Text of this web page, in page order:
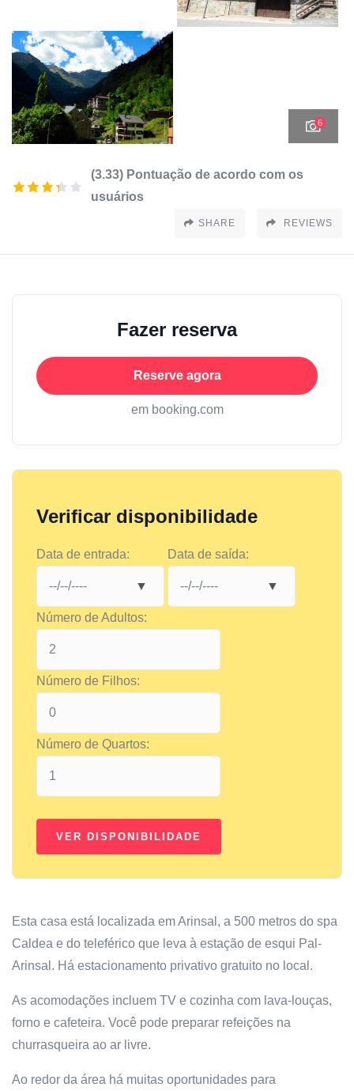
6
(3.33) Pontuação de acordo com os
usuários
SHARE REVIEWS
Fazer reserva
Reserve agora
em booking.com
Verificar disponibilidade
Data de entrada: Data de saída:
Número de Adultos:
Número de Filhos:
Número de Quartos:
Esta casa está localizada em Arinsal, a 500 metros do spa
Caldea e do teleférico que leva à estação de esqui Pal-
Arinsal. Há estacionamento privativo gratuito no local.
As acomodações incluem TV e cozinha com lava-louças,
forno e cafeteira. Você pode preparar refeições na
churrasqueira ao ar livre.
Ao redor da área há muitas oportunidades para